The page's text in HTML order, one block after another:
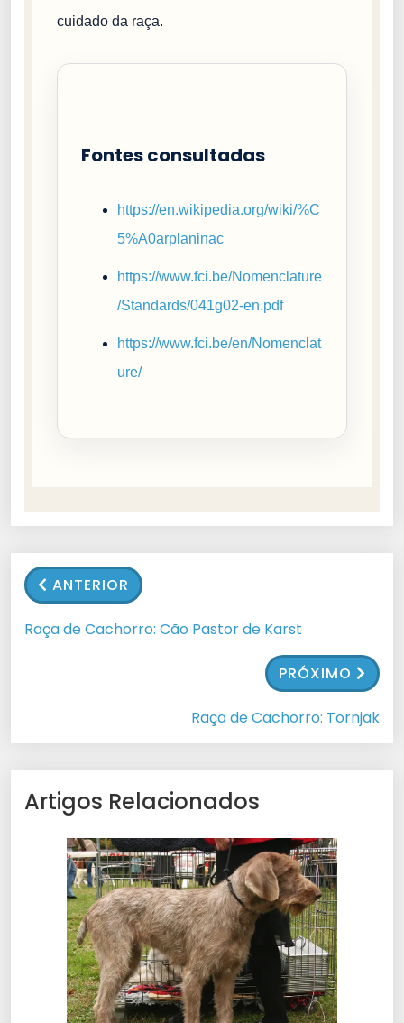
cuidado da raça.
Fontes consultadas
https://en.wikipedia.org/wiki/%C
5%A0arplaninac
https://www.fci.be/Nomenclature
/Standards/041g02-en.pdf
https://www.fci.be/en/Nomenclat
ure/
ANTERIOR
Raça de Cachorro: Cão Pastor de Karst
PRÓXIMO
Raça de Cachorro: Tornjak
Artigos Relacionados